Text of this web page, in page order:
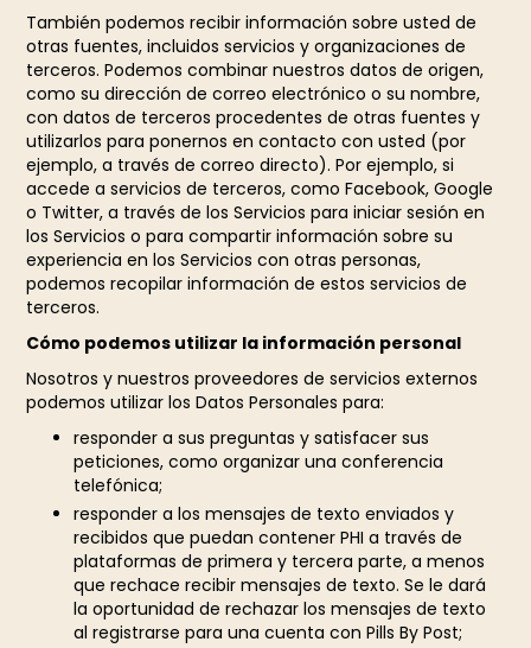
También podemos recibir información sobre usted de
otras fuentes, incluidos servicios y organizaciones de
terceros. Podemos combinar nuestros datos de origen,
como su dirección de correo electrónico o su nombre,
con datos de terceros procedentes de otras fuentes y
utilizarlos para ponernos en contacto con usted (por
ejemplo, a través de correo directo). Por ejemplo, si
accede a servicios de terceros, como Facebook, Google
o Twitter, a través de los Servicios para iniciar sesión en
los Servicios o para compartir información sobre su
experiencia en los Servicios con otras personas,
podemos recopilar información de estos servicios de
terceros.
Cómo podemos utilizar la información personal
Nosotros y nuestros proveedores de servicios externos
podemos utilizar los Datos Personales para:
responder a sus preguntas y satisfacer sus
peticiones, como organizar una conferencia
telefónica;
responder a los mensajes de texto enviados y
recibidos que puedan contener PHI a través de
plataformas de primera y tercera parte, a menos
que rechace recibir mensajes de texto. Se le dará
la oportunidad de rechazar los mensajes de texto
al registrarse para una cuenta con Pills By Post;